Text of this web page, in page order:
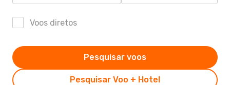
Voos diretos
Pesquisar Voo + Hotel
Pesquisar voos